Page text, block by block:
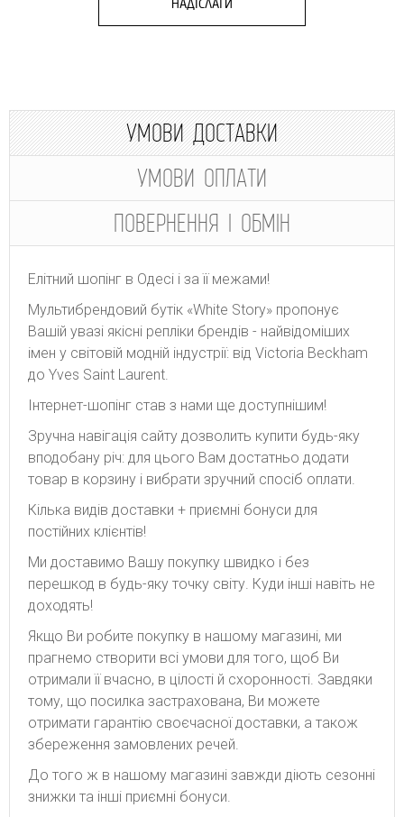
НАДІСЛАТИ
УМОВИ ДОСТАВКИ
УМОВИ ОПЛАТИ
ПОВЕРНЕННЯ І ОБМІН
Елітний шопінг в Одесі і за її межами!
Мультибрендовий бутік «White Story» пропонує
Вашій увазі якісні репліки брендів - найвідоміших
імен у світовій модній індустрії: від Victoria Beckham
до Yves Saint Laurent.
Інтернет-шопінг став з нами ще доступнішим!
Зручна навігація сайту дозволить купити будь-яку
вподобану річ: для цього Вам достатньо додати
товар в корзину і вибрати зручний спосіб оплати.
Кілька видів доставки + приємні бонуси для
постійних клієнтів!
Ми доставимо Вашу покупку швидко і без
перешкод в будь-яку точку світу. Куди інші навіть не
доходять!
Якщо Ви робите покупку в нашому магазині, ми
прагнемо створити всі умови для того, щоб Ви
отримали її вчасно, в цілості й схоронності. Завдяки
тому, що посилка застрахована, Ви можете
отримати гарантію своєчасної доставки, а також
збереження замовлених речей.
До того ж в нашому магазині завжди діють сезонні
знижки та інші приємні бонуси.